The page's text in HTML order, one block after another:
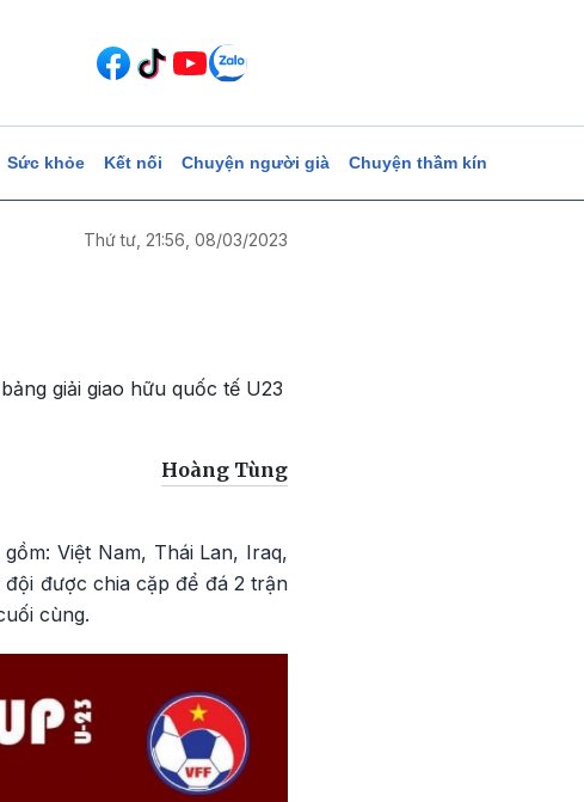
Sức khỏe Kết nối Chuyện người già Chuyện thầm kín
Thứ tư, 21:56, 08/03/2023
giải giao hữu quốc tế U23
Hoàng Tùng
Việt Nam, Thái Lan, Iraq,
đội được chia cặp để đá 2 trận
cùng.